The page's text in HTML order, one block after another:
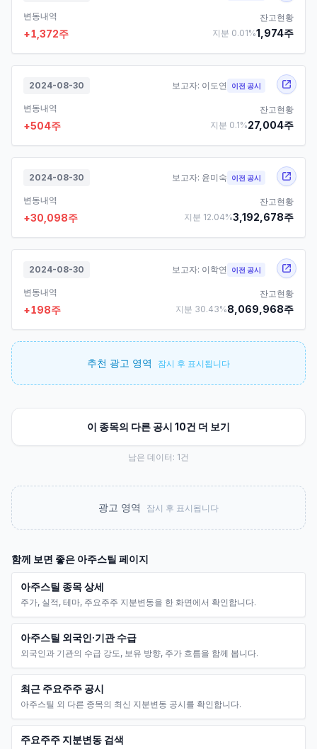
변동내역
+1,372주
잔고현황
지분 0.01%1,974주
2024-08-30 보고자: 이도연 이전 공시
변동내역
+504주
잔고현황
지분 0.1%27,004주
2024-08-30 보고자: 윤미숙 이전 공시
변동내역
+30,098주
잔고현황
지분 12.04%3,192,678주
2024-08-30 보고자: 이학연 이전 공시
변동내역
+198주
잔고현황
지분 30.43%8,069,968주
추천 광고 영역 잠시 후 표시됩니다
이 종목의 다른 공시 10건 더 보기
남은 데이터: 1건
광고 영역 잠시 후 표시됩니다
함께 보면 좋은 아주스틸 페이지
아주스틸 종목 상세
주가, 실적, 테마, 주요주주 지분변동을 한 화면에서 확인합니다.
아주스틸 외국인·기관 수급
외국인과 기관의 수급 강도, 보유 방향, 주가 흐름을 함께 봅니다.
최근 주요주주 공시
아주스틸 외 다른 종목의 최신 지분변동 공시를 확인합니다.
주요주주 지분변동 검색